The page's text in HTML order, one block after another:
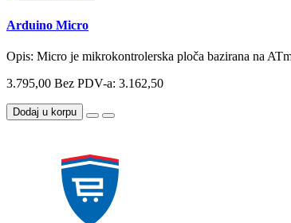
Arduino Micro
Opis: Micro je mikrokontrolerska ploča bazirana na
3.795,00 Bez PDV-a: 3.162,50
Dodaj u korpu